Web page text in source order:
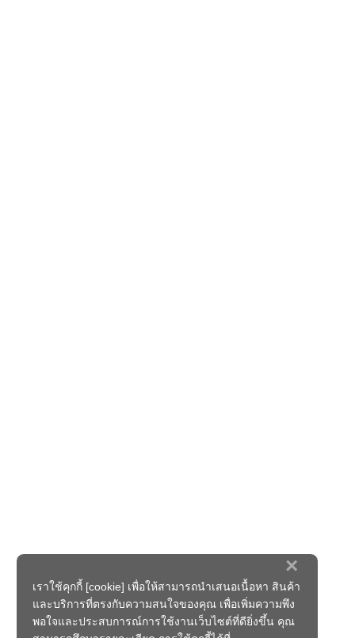
×
เราใช้คุกกี้ [cookie] เพื่อให้สามารถนำเสนอเนื้อหา สินค้า
และบริการที่ตรงกับความสนใจของคุณ เพื่อเพิ่มความพึง
พอใจและประสบการณ์การใช้งานเว็บไซต์ที่ดียิ่งขึ้น คุณ